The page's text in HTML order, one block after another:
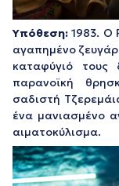
Υπόθεση: 1983. Ο
αγαπημένο
καταφύγιό τους
παρανοϊκή
σαδιστή
ένα μανιασμένο
αιματοκύλισμα.